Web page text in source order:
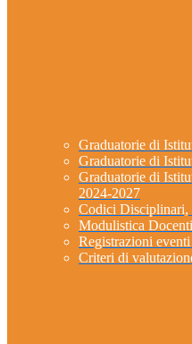
Graduatorie di
Graduatorie di
Graduatorie di
2024-2027
Codici Disciplinari,
Modulistica
Registrazioni
Criteri di